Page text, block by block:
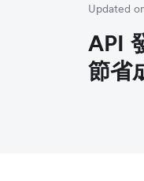
Updated
API
節省